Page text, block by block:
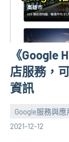
《Google
店服務，
資訊
Google服務與應
2021-12-12
張
No